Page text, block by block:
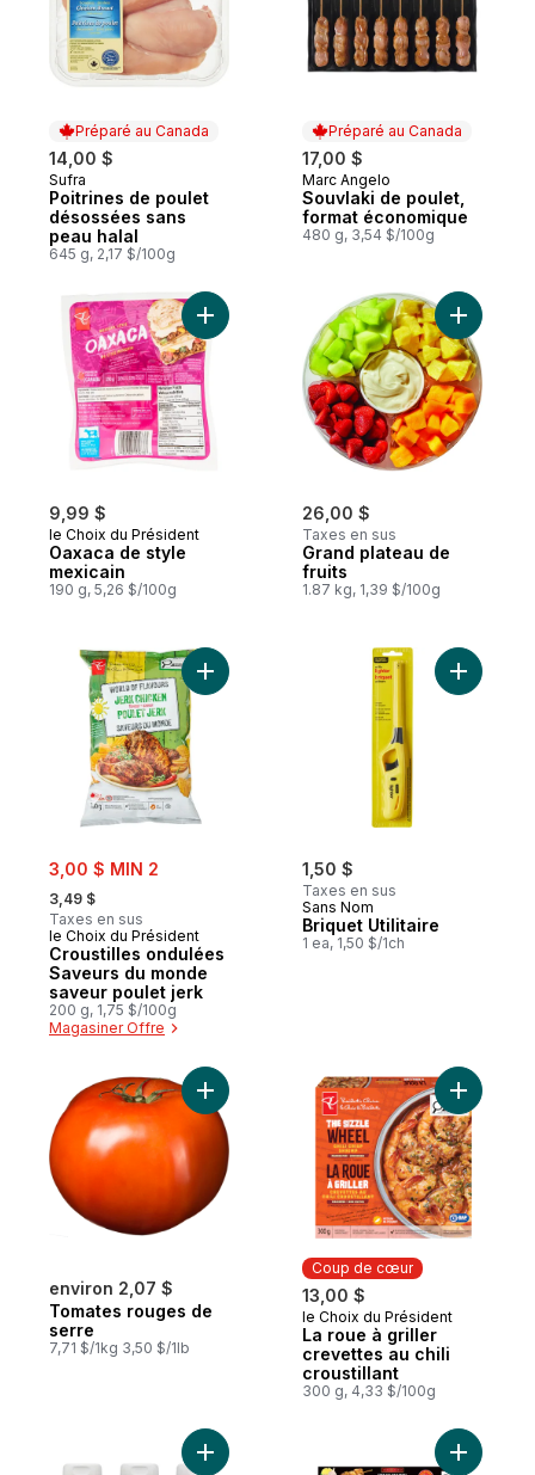
Préparé au Canada
14,00 $
Préparé au Canada
Sufra
Poitrines de poulet
désossées sans
peau halal
645 g, 2,17 $/100g
Préparé au Canada
17,00 $
Préparé au Canada
Marc Angelo
Souvlaki de poulet,
format économique
480 g, 3,54 $/100g
9,99 $
le Choix du Président
Oaxaca de style
mexicain
190 g, 5,26 $/100g
Ajouter Oaxaca de style mexicain au
26,00 $
Taxes en sus
Grand plateau de
fruits
1.87 kg, 1,39 $/100g
Ajouter
sale:
3,00 $ MIN 2
, formerly:
3,49 $
Taxes en sus
le Choix du Président
Croustilles ondulées
Saveurs du monde
saveur poulet jerk
200 g, 1,75 $/100g
Magasiner Offre
Ajouter Croustilles ondulées Saveurs du
1,50 $
Taxes en sus
Sans Nom
Briquet Utilitaire
1 ea, 1,50 $/1ch
Ajouter
environ 2,07 $
Tomates rouges de
serre
7,71 $/1kg 3,50 $/1lb
Ajouter Tomates rouges de serre au
Coup de cœur
13,00 $
Coup de cœur
le Choix du Président
La roue à griller
crevettes au chili
croustillant
300 g, 4,33 $/100g
Ajouter
Ajouter Ensemble de condiments auAjouter